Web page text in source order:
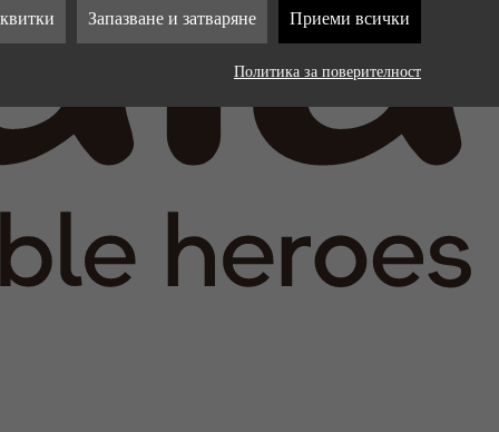
от
Запазване и затваряне Приеми всички
Политика за поверителност